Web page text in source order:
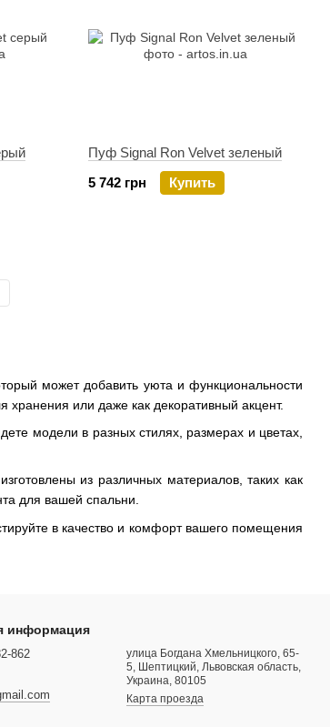
может добавить уюта и функциональности
или даже как декоративный акцент.
модели в разных стилях, размерах и цветах,
из различных материалов, таких как
для вашей спальни.
в качество и комфорт вашего помещения
Пуф Signal Ron Velvet зеленый
5 742 грн
Купить
информация
862
улица Богдана Хмельницкого, 65-
5, Шептицкий, Львовская область,
Украина, 80105
Карта проезда